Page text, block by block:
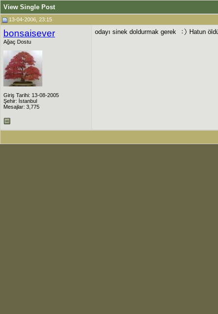
View Single Post
13-04-2006, 23:15
bonsaisever
Ağaç Dostu
Giriş Tarihi: 13-08-2005
Şehir: İstanbul
Mesajlar: 3,775
odayı sinek doldurmak gerek Hatun